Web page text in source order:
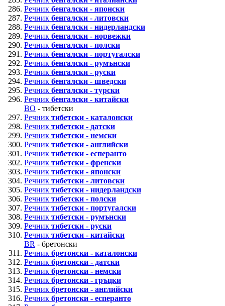
Речник бенгалски - японски
Речник бенгалски - литовски
Речник бенгалски - нидерландски
Речник бенгалски - норвежки
Речник бенгалски - полски
Речник бенгалски - португалски
Речник бенгалски - румънски
Речник бенгалски - руски
Речник бенгалски - шведски
Речник бенгалски - турски
Речник бенгалски - китайски
BO - тибетски
Речник тибетски - каталонски
Речник тибетски - датски
Речник тибетски - немски
Речник тибетски - английски
Речник тибетски - есперанто
Речник тибетски - френски
Речник тибетски - японски
Речник тибетски - литовски
Речник тибетски - нидерландски
Речник тибетски - полски
Речник тибетски - португалски
Речник тибетски - румънски
Речник тибетски - руски
Речник тибетски - китайски
BR - бретонски
Речник бретонски - каталонски
Речник бретонски - датски
Речник бретонски - немски
Речник бретонски - гръцки
Речник бретонски - английски
Речник бретонски - есперанто